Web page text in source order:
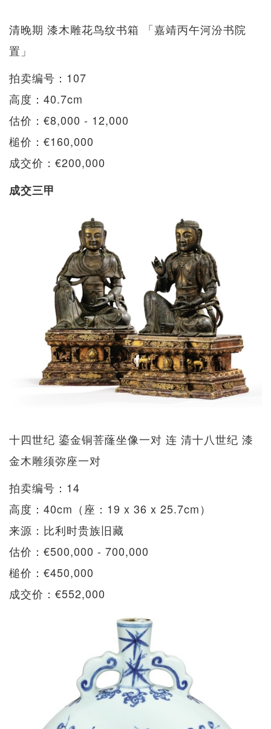
清晚期 漆木雕花鸟纹书箱 「嘉靖丙午河汾书院
置」
拍卖编号：107
高度：40.7cm
估价：€8,000 - 12,000
槌价：€160,000
成交价：€200,000
成交三甲
十四世纪 鎏金铜菩蕯坐像一对 连 清十八世纪 漆
金木雕须弥座一对
拍卖编号：14
高度：40cm（座：19 x 36 x 25.7cm）
来源：比利时贵族旧藏
估价：€500,000 - 700,000
槌价：€450,000
成交价：€552,000